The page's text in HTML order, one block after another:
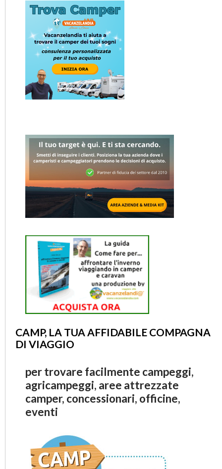
CAMP, LA TUA AFFIDABILE COMPAGNA
DI VIAGGIO
per trovare facilmente campeggi,
agricampeggi, aree attrezzate
camper, concessionari, officine,
eventi